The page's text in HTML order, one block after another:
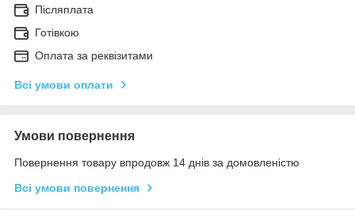
Післяплата
Готівкою
Оплата за реквізитами
Всі умови оплати
Умови повернення
Повернення товару впродовж 14 днів за домовленістю
Всі умови повернення